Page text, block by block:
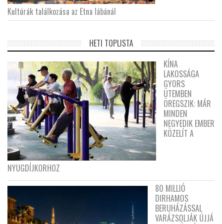
Kultúrák találkozása az Etna lábánál
HETI TOPLISTA
KÍNA
LAKOSSÁGA
GYORS
ÜTEMBEN
ÖREGSZIK: MÁR
MINDEN
NEGYEDIK EMBER
KÖZELÍT A
NYUGDÍJKORHOZ
80 MILLIÓ
DIRHAMOS
BERUHÁZÁSSAL
VARÁZSOLJÁK ÚJJÁ